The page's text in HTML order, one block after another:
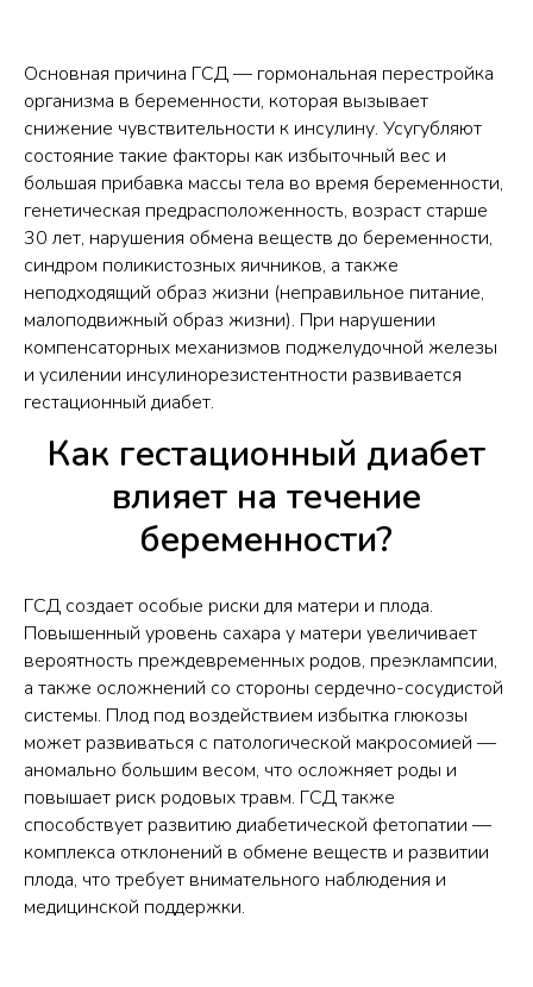
Основная причина ГСД — гормональная перестройка
организма в беременности, которая вызывает
снижение чувствительности к инсулину. Усугубляют
состояние такие факторы как избыточный вес и
большая прибавка массы тела во время беременности,
генетическая предрасположенность, возраст старше
30 лет, нарушения обмена веществ до беременности,
синдром поликистозных яичников, а также
неподходящий образ жизни (неправильное питание,
малоподвижный образ жизни). При нарушении
компенсаторных механизмов поджелудочной железы
и усилении инсулинорезистентности развивается
гестационный диабет.​
Как гестационный диабет
влияет на течение
беременности?
ГСД создает особые риски для матери и плода.
Повышенный уровень сахара у матери увеличивает
вероятность преждевременных родов, преэклампсии,
а также осложнений со стороны сердечно-сосудистой
системы. Плод под воздействием избытка глюкозы
может развиваться с патологической макросомией —
аномально большим весом, что осложняет роды и
повышает риск родовых травм. ГСД также
способствует развитию диабетической фетопатии —
комплекса отклонений в обмене веществ и развитии
плода, что требует внимательного наблюдения и
медицинской поддержки.​